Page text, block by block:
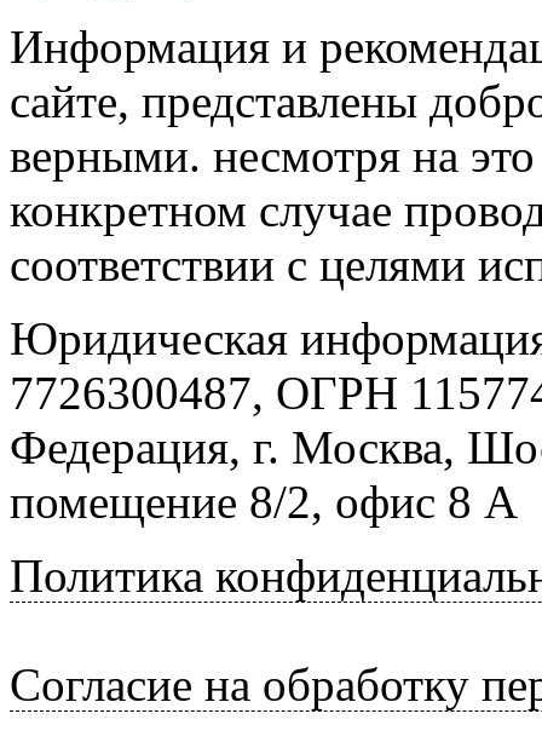
Информация и
сайте, представлены
верными. несмотря на
конкретном случае
соответствии с целями
Юридическая
7726300487, ОГРН
Федерация, г. Москва,
помещение 8/2, офис 8 А
Политика
Согласие на обработку